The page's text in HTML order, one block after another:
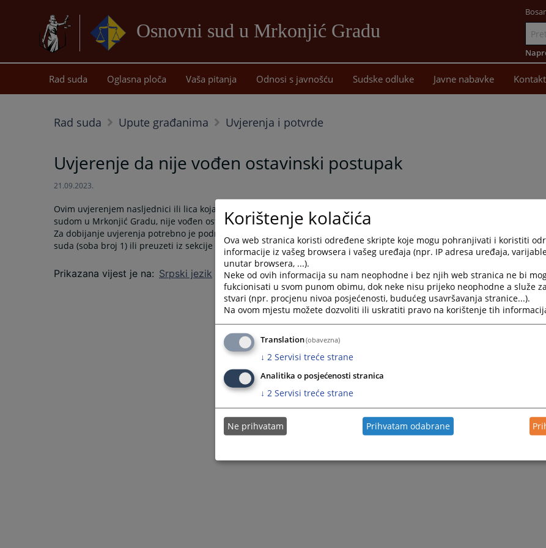
Osnovni sud u Mrkonjić Gradu
sadržaj
Rad suda Oglasna ploča Vaša pitanja Odnosi s javnošću Sudske odluke Javne nabavke Kontakt
Rad suda Upute građanima Uvjerenja i potvrde
Uvjerenje da nije vođen ostavinski postupak
21.09.2023.
Ovim uvjerenjem nasljednici ili lica koja imaju pravni interes za raspravljanje zaostavštine dokazuju da pred Osnovnim
sudom u Mrkonjić Gradu, nije vođen ostavinski postupak iza umrlog ostavitelja.
Za dobijanje uvjerenja potrebno je podnijeti Zahtjev za izdavanja uvjerenja, koji možete dobiti u prijemnoj kancelariji
suda (soba broj 1) ili preuzeti iz sekcije "Prateći dokumenti".
Prikazana vijest je na: Srpski jezik
Korištenje kolačića
Ova web stranica koristi određene skripte koje mogu pohranjivati i koristiti
informacije iz vašeg browsera i vašeg uređaja (npr. IP adresa uređaja,
unutar browsera, ...).
Neke od ovih informacija su nam neophodne i bez njih web stranica ne bi
fukcionisati u svom punom obimu, dok neke nisu prijeko neophodne a služe
stvari (npr. procjenu nivoa posjećenosti, budućeg usavršavanja stranice...).
Na ovom mjestu možete dozvoliti ili uskratiti pravo na korištenje tih
Translation(obavezna)
↓ 2 Servisi treće strane
Analitika o posjećenosti stranica
↓ 2 Servisi treće strane
Ne prihvatam Prihvatam odabrane